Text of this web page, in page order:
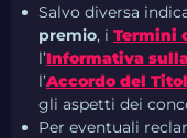
Salvo diversa
premio, i Termini
l’Informativa
l’Accordo del
gli aspetti dei
Per eventuali